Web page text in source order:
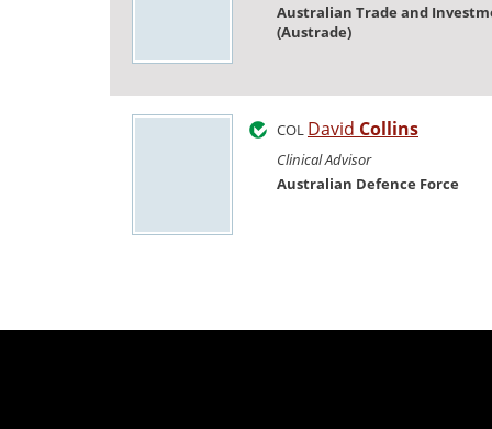
Australian Trade and
(Austrade)
COL David Collins
Clinical Advisor
Australian Defence Force